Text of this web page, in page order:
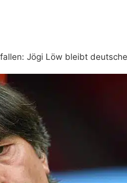
Jögi Löw bleibt